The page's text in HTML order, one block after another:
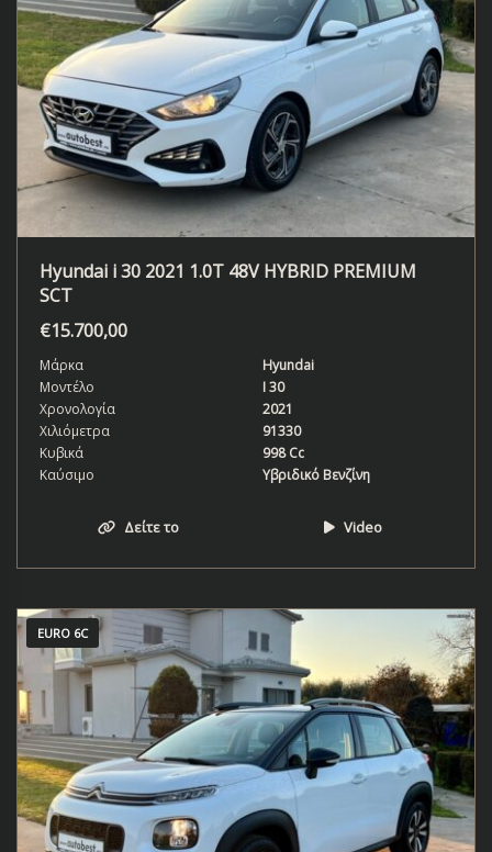
Hyundai i 30 2021 1.0T 48V HYBRID PREMIUM
SCT
€15.700,00
Μάρκα
Hyundai
Μοντέλο
I 30
Χρονολογία
2021
Χιλιόμετρα
91330
Κυβικά
998 Cc
Καύσιμο
Υβριδικό Βενζίνη
Δείτε το Video
EURO 6C